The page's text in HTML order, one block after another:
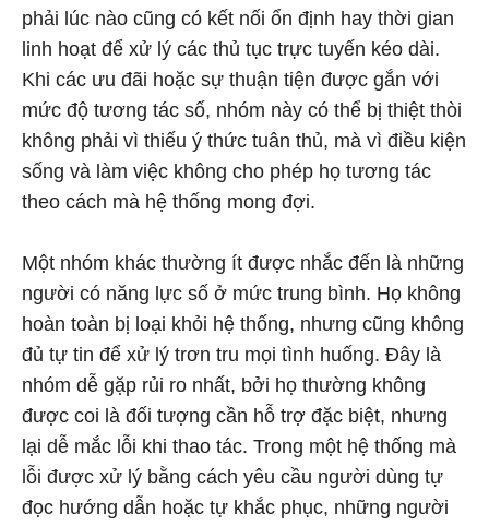
phải lúc nào cũng có kết nối ổn định hay thời gian
linh hoạt để xử lý các thủ tục trực tuyến kéo dài.
Khi các ưu đãi hoặc sự thuận tiện được gắn với
mức độ tương tác số, nhóm này có thể bị thiệt thòi
không phải vì thiếu ý thức tuân thủ, mà vì điều kiện
sống và làm việc không cho phép họ tương tác
theo cách mà hệ thống mong đợi.
Một nhóm khác thường ít được nhắc đến là những
người có năng lực số ở mức trung bình. Họ không
hoàn toàn bị loại khỏi hệ thống, nhưng cũng không
đủ tự tin để xử lý trơn tru mọi tình huống. Đây là
nhóm dễ gặp rủi ro nhất, bởi họ thường không
được coi là đối tượng cần hỗ trợ đặc biệt, nhưng
lại dễ mắc lỗi khi thao tác. Trong một hệ thống mà
lỗi được xử lý bằng cách yêu cầu người dùng tự
đọc hướng dẫn hoặc tự khắc phục, những người